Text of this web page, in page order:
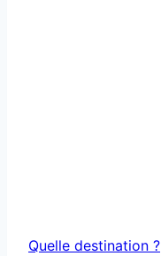
Quelle destination ?